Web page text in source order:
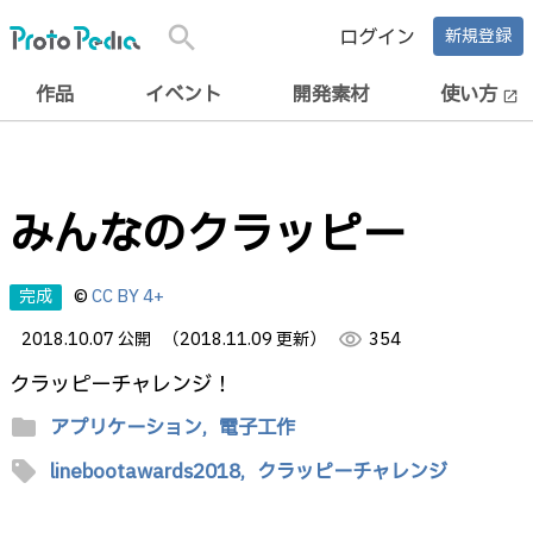
search ログイン 新規登録
作品 イベント 開発素材 使い方 open_in_new
みんなのクラッピー
完成 ©CC BY 4+
2018.10.07 公開
（2018.11.09 更新） visibility 354
クラッピーチャレンジ！
folder アプリケーション, 電子工作
sell linebootawards2018, クラッピーチャレンジ